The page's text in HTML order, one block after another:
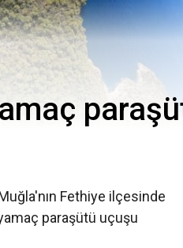
Fethiye ilçesinde
paraşütü uçuşu